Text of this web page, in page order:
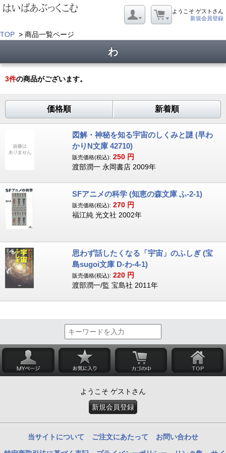
ようこそ ゲストさん
新規会員登録
TOP > 商品一覧ページ
わ
3件の商品がございます。
価格順 新着順
図解・神秘を知る宇宙のしくみと謎 (早わ
かりN文庫 42710)
販売価格(税込): 250 円
渡部潤一 永岡書店 2009年
SFアニメの科学 (知恵の森文庫 ふ-2-1)
販売価格(税込): 270 円
福江純 光文社 2002年
思わず話したくなる「宇宙」のふしぎ (宝
島sugoi文庫 D-わ-4-1)
販売価格(税込): 220 円
渡部潤一/監 宝島社 2011年
ようこそ ゲストさん
新規会員登録
当サイトについて ご注文にあたって お問い合わせ